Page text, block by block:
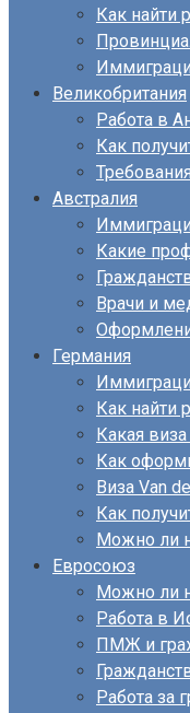
Как найти
Великобритания
Работа в
Как
Австралия
Какие
Врачи и
Германия
Как найти
Какая
Как
Виза Van
Как
Можно ли
Евросоюз
Можно ли
Работа в
ПМЖ и
Работа за